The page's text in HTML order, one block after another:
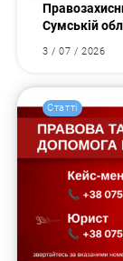
Сумській
3 / 07 / 2026
Статті